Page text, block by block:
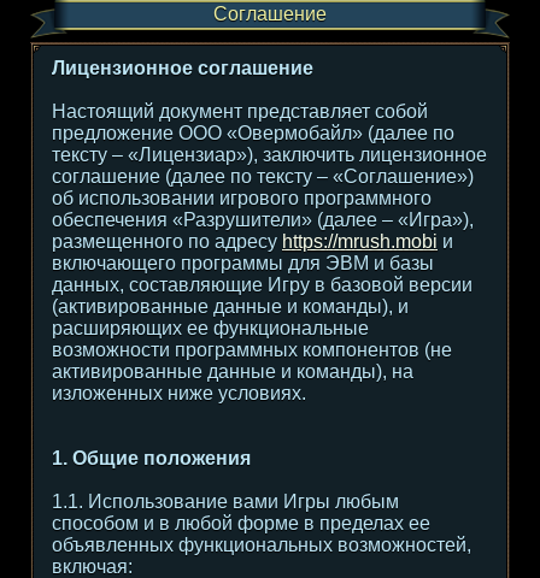
Соглашение
Лицензионное соглашение
Настоящий документ представляет собой
предложение ООО «Овермобайл» (далее по
тексту – «Лицензиар»), заключить лицензионное
соглашение (далее по тексту – «Соглашение»)
об использовании игрового программного
обеспечения «Разрушители» (далее – «Игра»),
размещенного по адресу https://mrush.mobi и
включающего программы для ЭВМ и базы
данных, составляющие Игру в базовой версии
(активированные данные и команды), и
расширяющих ее функциональные
возможности программных компонентов (не
активированные данные и команды), на
изложенных ниже условиях.
1. Общие положения
1.1. Использование вами Игры любым
способом и в любой форме в пределах ее
объявленных функциональных возможностей,
включая: